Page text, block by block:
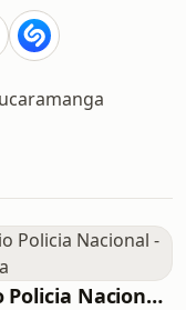
Radio Policia Nacional - Pereira